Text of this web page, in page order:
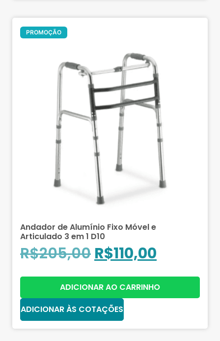
PROMOÇÃO
Andador de Alumínio Fixo Móvel e
Articulado 3 em 1 D10
R$205,00 R$110,00
ADICIONAR AO CARRINHO
ADICIONAR ÀS COTAÇÕES